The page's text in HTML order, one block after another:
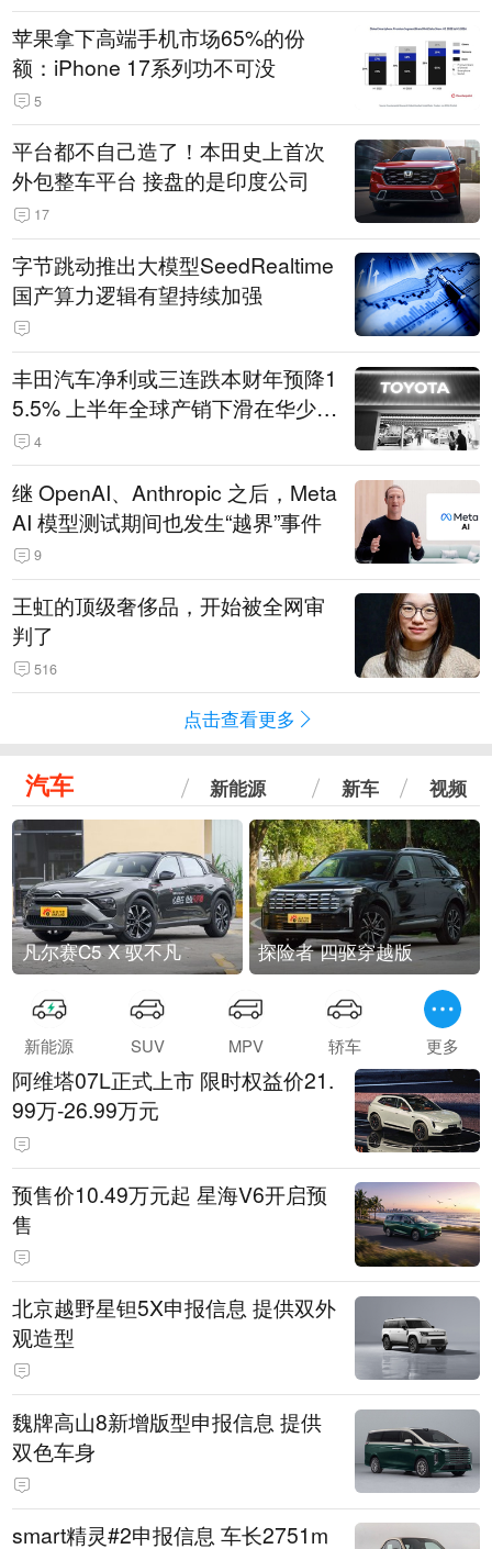
苹果拿下高端手机市场65%的份
额：iPhone 17系列功不可没
5
平台都不自己造了！本田史上首次
外包整车平台 接盘的是印度公司
17
字节跳动推出大模型SeedRealtime
国产算力逻辑有望持续加强
丰田汽车净利或三连跌本财年预降1
5.5% 上半年全球产销下滑在华少卖
14.3万辆
4
继 OpenAI、Anthropic 之后，Meta
AI 模型测试期间也发生“越界”事件
9
王虹的顶级奢侈品，开始被全网审
判了
516
点击查看更多
汽车 新能源 新车 视频
凡尔赛C5 X 驭不凡 探险者 四驱穿越版
新能源 SUV MPV 轿车 更多
阿维塔07L正式上市 限时权益价21.
99万-26.99万元
预售价10.49万元起 星海V6开启预
售
北京越野星钽5X申报信息 提供双外
观造型
魏牌高山8新增版型申报信息 提供
双色车身
smart精灵#2申报信息 车长2751m